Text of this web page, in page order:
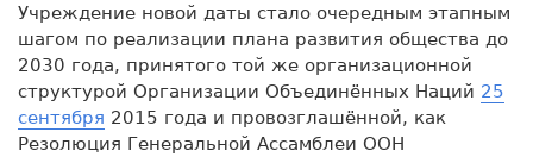
Учреждение новой даты стало очередным этапным
шагом по реализации плана развития общества до
2030 года, принятого той же организационной
структурой Организации Объединённых Наций 25
сентября 2015 года и провозглашённой, как
Резолюция Генеральной Ассамблеи ООН